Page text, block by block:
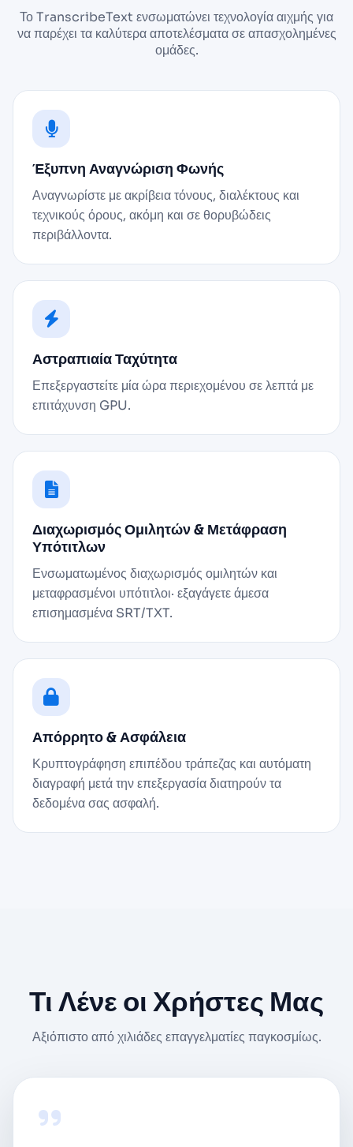
Το TranscribeText ενσωματώνει τεχνολογία αιχμής για
να παρέχει τα καλύτερα αποτελέσματα σε απασχολημένες
ομάδες.
Έξυπνη Αναγνώριση Φωνής
Αναγνωρίστε με ακρίβεια τόνους, διαλέκτους και
τεχνικούς όρους, ακόμη και σε θορυβώδεις
περιβάλλοντα.
Αστραπιαία Ταχύτητα
Επεξεργαστείτε μία ώρα περιεχομένου σε λεπτά με
επιτάχυνση GPU.
Διαχωρισμός Ομιλητών & Μετάφραση
Υπότιτλων
Ενσωματωμένος διαχωρισμός ομιλητών και
μεταφρασμένοι υπότιτλοι· εξαγάγετε άμεσα
επισημασμένα SRT/TXT.
Απόρρητο & Ασφάλεια
Κρυπτογράφηση επιπέδου τράπεζας και αυτόματη
διαγραφή μετά την επεξεργασία διατηρούν τα
δεδομένα σας ασφαλή.
Τι Λένε οι Χρήστες Μας
Αξιόπιστο από χιλιάδες επαγγελματίες παγκοσμίως.